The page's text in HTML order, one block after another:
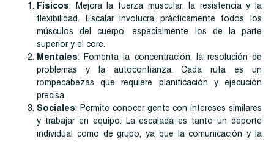
Físicos: Mejora la fuerza muscular, la resistencia y la
flexibilidad. Escalar involucra prácticamente todos los
músculos del cuerpo, especialmente los de la parte
superior y el core.
Mentales: Fomenta la concentración, la resolución de
problemas y la autoconfianza. Cada ruta es un
rompecabezas que requiere planificación y ejecución
precisa.
Sociales: Permite conocer gente con intereses similares
y trabajar en equipo. La escalada es tanto un deporte
individual como de grupo, ya que la comunicación y la